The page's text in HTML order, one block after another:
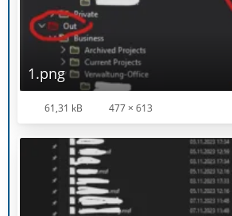
1.png
61,31 kB 477 × 613